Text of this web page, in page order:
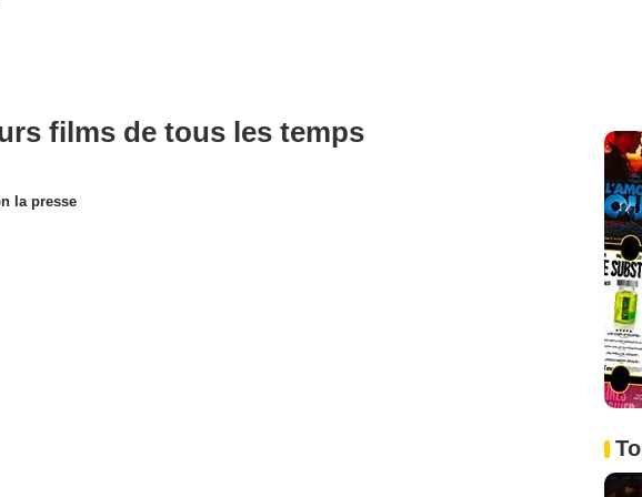
films de tous les temps
la presse